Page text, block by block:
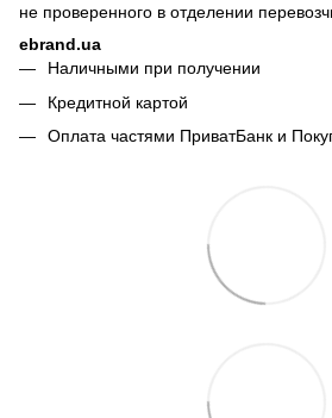
не проверенного в отделении
ebrand.ua
Наличными при получении
Кредитной картой
Оплата частями ПриватБанк и